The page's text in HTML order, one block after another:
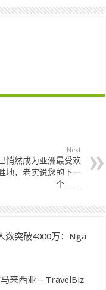
Next
悄然成为亚洲最受欢
地，老实说您的下一
个……
数突破4000万：Nga
来西亚 – TravelBiz